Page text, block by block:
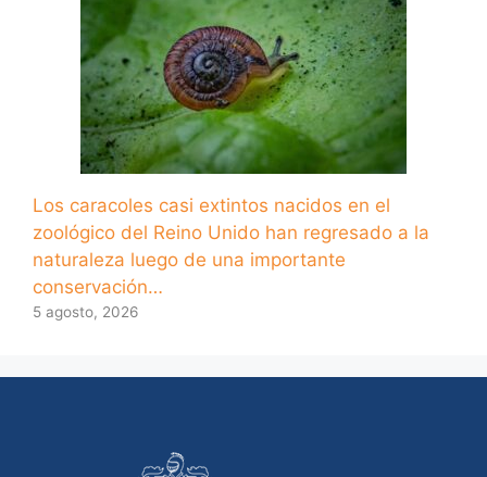
Los caracoles casi extintos nacidos en el
zoológico del Reino Unido han regresado a la
naturaleza luego de una importante
conservación…
5 agosto, 2026